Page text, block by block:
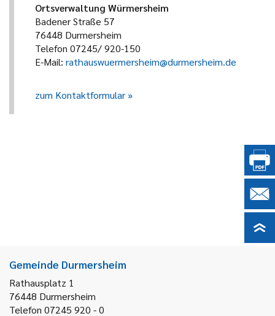
Ortsverwaltung Würmersheim
Badener Straße 57
76448 Durmersheim
Telefon 07245/ 920-150
E-Mail: rathauswuermersheim@durmersheim.de
zum Kontaktformular
Gemeinde Durmersheim
Rathausplatz 1
76448 Durmersheim
Telefon 07245 920 - 0